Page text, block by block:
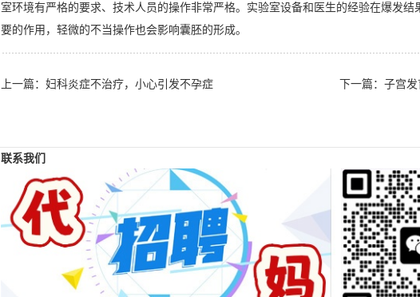
室环境有严格的要求、技术人员的操作非常严格。实验室设备和医生的经验在爆发结
要的作用，轻微的不当操作也会影响囊胚的形成。
上一篇： 妇科炎症不治疗，小心引发不孕症 下一篇： 子宫
联系我们